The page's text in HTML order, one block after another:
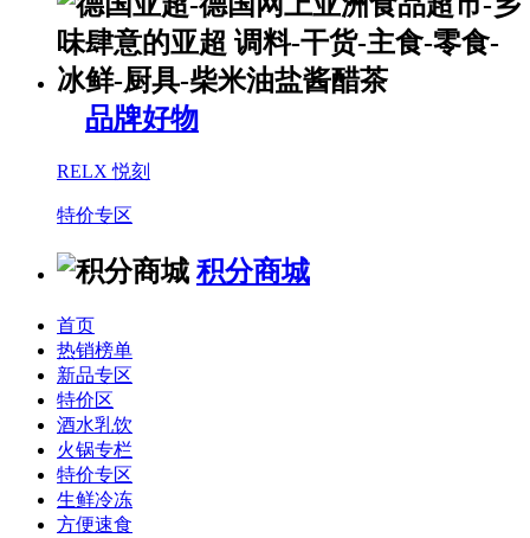
品牌好物
RELX 悦刻
特价专区
积分商城
首页
热销榜单
新品专区
特价区
酒水乳饮
火锅专栏
特价专区
生鲜冷冻
方便速食